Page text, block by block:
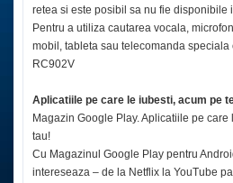
retea si este posibil sa nu fie disponibile
Pentru a utiliza cautarea vocala,
mobil, tableta sau telecomanda speciala
RC902V
Aplicatiile pe care le iubesti, acum pe
Magazin Google Play. Aplicatiile pe care
tau!
Cu Magazinul Google Play pentru
intereseaza – de la Netflix la YouTube